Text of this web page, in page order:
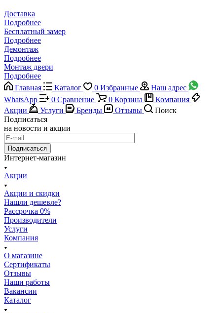
Доставка
Подробнее
Бесплатный замер
Подробнее
Демонтаж
Подробнее
Монтаж двери
Подробнее
Главная
Каталог 0 Избранные
Наш адрес
WhatsApp
0 Сравнение 0 Корзина
Компания
Акции
Услуги Бренды Отзывы
Поиск
Подписаться
на новости и акции
Подписаться
Интернет-магазин
Акции
Акции и скидки
Нашли дешевле?
Рассрочка 0%
Производители
Услуги
Компания
О магазине
Сертификаты
Отзывы
Наши работы
Вакансии
Каталог